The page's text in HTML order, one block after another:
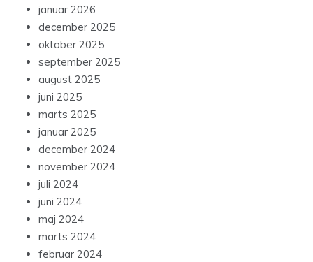
januar 2026
december 2025
oktober 2025
september 2025
august 2025
juni 2025
marts 2025
januar 2025
december 2024
november 2024
juli 2024
juni 2024
maj 2024
marts 2024
februar 2024